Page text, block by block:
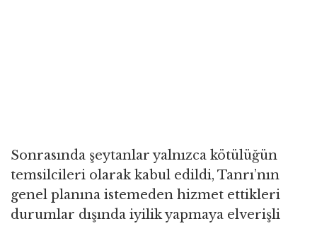
Sonrasında şeytanlar yalnızca kötülüğün
temsilcileri olarak kabul edildi, Tanrı’nın
genel planına istemeden hizmet ettikleri
durumlar dışında iyilik yapmaya elverişli